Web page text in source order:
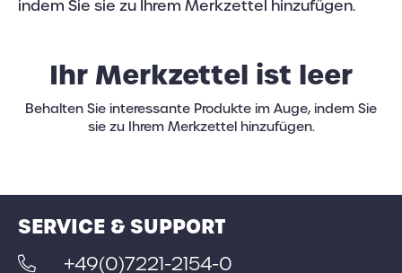
Ihr Merkzettel ist leer
Behalten Sie interessante Produkte im Auge, indem Sie
sie zu Ihrem Merkzettel hinzufügen.
SERVICE & SUPPORT
+49(0)7221-2154-0